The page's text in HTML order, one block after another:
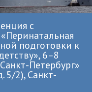
с
подготовки к
6–8
Петербург»
5/2), Санкт-